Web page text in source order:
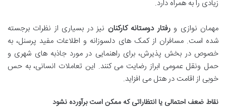
زیادی را به همراه دارد.
مهمان نوازی ورفتار دوستانه کارکنان نیز در بسیاری از نظرات برجسته
شده است. مسافران از کمک های دلسوزانه و اطلاعات مفید پرسنل، به
خصوص در بخش پذیرش، برای راهنمایی در مورد جاذبه های شهری و
حمل ونقل عمومی ابراز رضایت می کنند. این تعاملات انسانی، به حس
خوبی از اقامت در هتل می افزاید.
نقاط ضعف احتمالی یا انتظاراتی که ممکن است برآورده نشود